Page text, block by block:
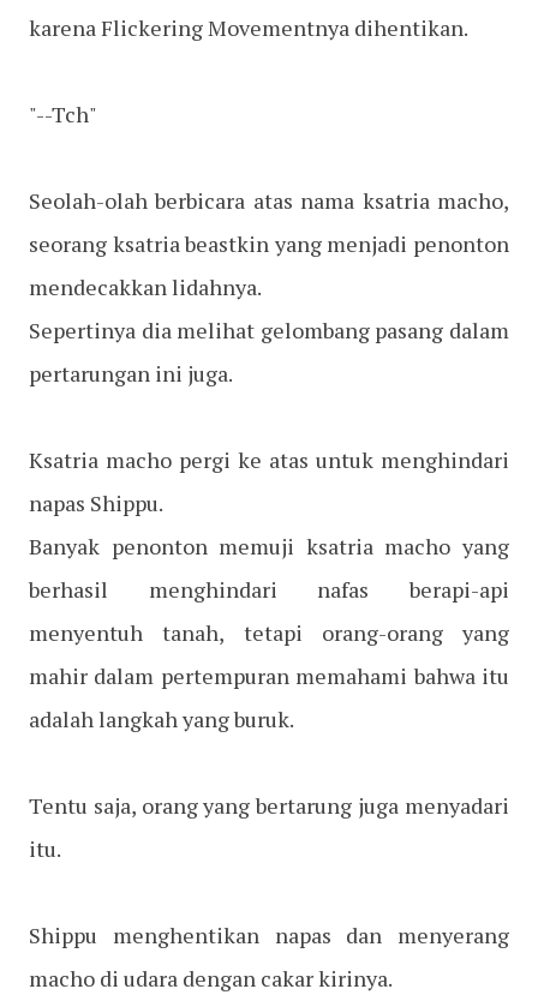
karena Flickering Movementnya dihentikan.
"--Tch"
Seolah-olah berbicara atas nama ksatria macho,
seorang ksatria beastkin yang menjadi penonton
mendecakkan lidahnya.
Sepertinya dia melihat gelombang pasang dalam
pertarungan ini juga.
Ksatria macho pergi ke atas untuk menghindari
napas Shippu.
Banyak penonton memuji ksatria macho yang
berhasil menghindari nafas berapi-api
menyentuh tanah, tetapi orang-orang yang
mahir dalam pertempuran memahami bahwa itu
adalah langkah yang buruk.
Tentu saja, orang yang bertarung juga menyadari
itu.
Shippu menghentikan napas dan menyerang
macho di udara dengan cakar kirinya.